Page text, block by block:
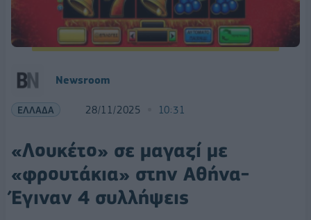
Newsroom
ΕΛΛΑΔΑ 28/11/2025 10:31
«Λουκέτο» σε μαγαζί με
«φρουτάκια» στην Αθήνα-
Έγιναν 4 συλλήψεις